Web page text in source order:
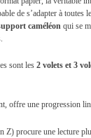
de s’adapter à toutes
caméléon qui se
sont les 2 volets et 3
offre une progression
Z) procure une lecture